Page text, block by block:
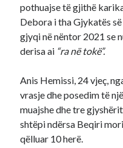
pothuajse të gjithë
Debora i tha Gjykatës
gjyqi në nëntor 2021 se
derisa ai “ra në tokë”.
Anis Hemissi, 24 vjeç,
vrasje dhe posedim të
muajshe dhe tre
shtëpi ndërsa Beqiri
qëlluar 10 herë.